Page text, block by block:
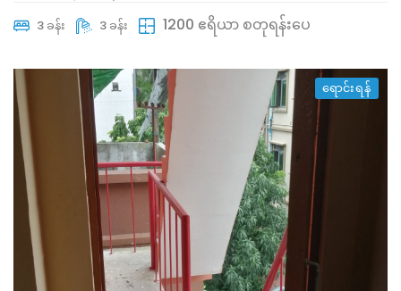
3 ခန်း 3 ခန်း 1200 ဧရိယာ စတုရန်းပေ
ရောင်းရန်